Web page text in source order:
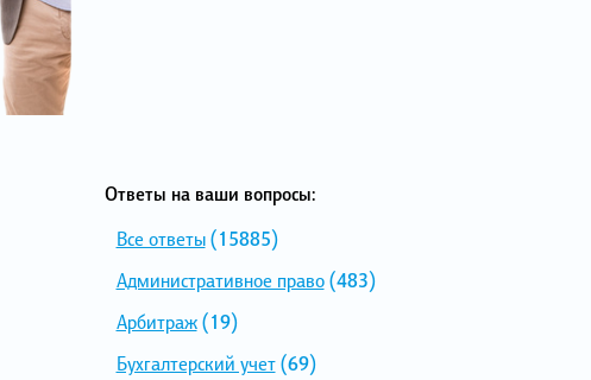
Ответы на ваши вопросы:
Все ответы(15885)
Административное право(483)
Арбитраж(19)
Бухгалтерский учет(69)